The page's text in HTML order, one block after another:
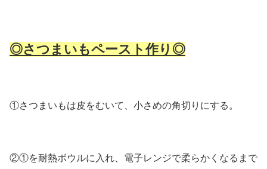
◎さつまいもペースト作り◎
①さつまいもは皮をむいて、小さめの角切りにする。
②①を耐熱ボウルに入れ、電子レンジで柔らかくなるまで